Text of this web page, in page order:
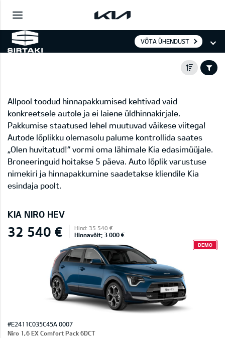
VÕTA ÜHENDUST
Allpool toodud hinnapakkumised kehtivad vaid
konkreetsele autole ja ei laiene üldhinnakirjale.
Pakkumise staatused lehel muutuvad väikese viitega!
Autode lõplikku olemasolu palume kontrollida saates
„Olen huvitatud!“ vormi oma lähimale Kia edasimüüjale.
Broneeringuid hoitakse 5 päeva. Auto lõplik varustuse
nimekiri ja hinnapakkumine saadetakse kliendile Kia
esindaja poolt.
KIA NIRO HEV
32 540 € Hind: 35 540 €
Hinnavõit: 3 000 €
DEMO
#E2411C035C45A 0007
Niro 1,6 EX Comfort Pack 6DCT